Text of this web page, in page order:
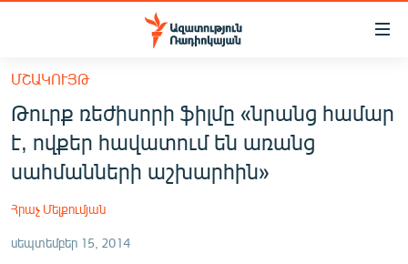
Մատչելիության
հիմնական
բովանդակությանը
Անցնել
հիմնական
մենյուին
ՀԱՅԱՍՏԱՆ
ՔԱՂԱՔԱԿԱՆ
ՄՇԱԿՈՒՅԹ
Թուրք ռեժիսորի ֆիլմը «նրանց համար
է, ովքեր հավատում են առանց
սահմանների աշխարհին»
Հրաչ Մելքումյան
սեպտեմբեր 15, 2014